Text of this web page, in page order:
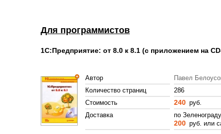
Для программистов
1С:Предприятие: от 8.0 к 8.1 (с приложением на
Автор
Павел
Количество страниц
286
Стоимость
240 руб.
Доставка
по
200 руб. или